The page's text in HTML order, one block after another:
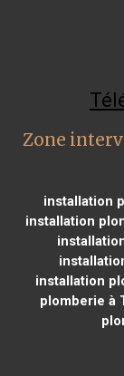
Zone
installation
installation
installation
plomberie à